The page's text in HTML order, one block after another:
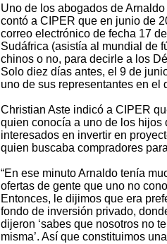
Uno de los abogados de
contó a CIPER que en junio de
correo electrónico de fecha 17
Sudáfrica (asistía al mundial de
chinos o no, para decirle a los
Solo diez días antes, el 9 de
uno de sus representantes en el
Christian Aste indicó a CIPER
quien conocía a uno de los hijos
interesados en invertir en
quien buscaba compradores
“En ese minuto Arnaldo tenía
ofertas de gente que uno no
Entonces, le dijimos que era
fondo de inversión privado,
dijeron ‘sabes que nosotros no
misma’. Así que constituimos